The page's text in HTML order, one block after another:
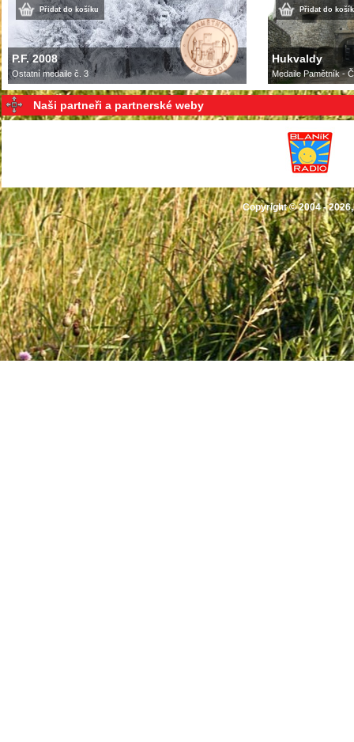
Přidat do košíku
P.F. 2008
Ostatní medaile č. 3
Přidat do
Hukvaldy
Medaile Pamětník -
Naši partneři a partnerské weby
Copyright © 2004 -